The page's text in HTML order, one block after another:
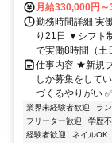
月給330,000円～
勤務時間詳細 実
り21日 ▼シフト
で実働8時間（土
仕事内容 ★新規
しか募集をして
づくるやりがい
業界未経験者歓迎 ラ
フリーター歓迎
学歴
経験者歓迎
ネイルOK